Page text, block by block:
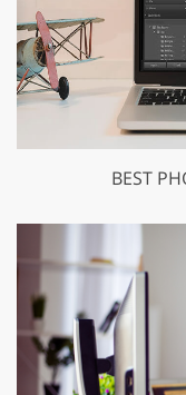
BEST